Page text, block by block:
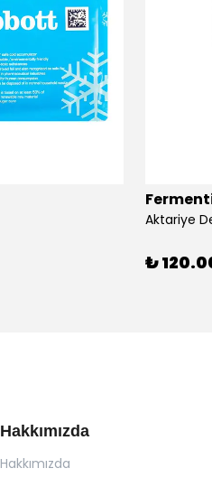
Aktariye
₺
Hakkımızda
Hakkımızda